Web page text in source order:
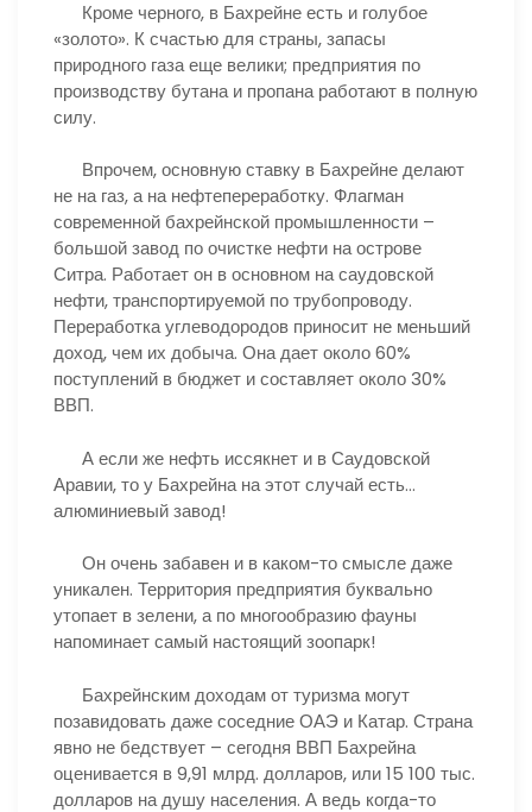
Кроме черного, в Бахрейне есть и голубое
«золото». К счастью для страны, запасы
природного газа еще велики; предприятия по
производству бутана и пропана работают в полную
силу.
Впрочем, основную ставку в Бахрейне делают
не на газ, а на нефтепереработку. Флагман
современной бахрейнской промышленности –
большой завод по очистке нефти на острове
Ситра. Работает он в основном на саудовской
нефти, транспортируемой по трубопроводу.
Переработка углеводородов приносит не меньший
доход, чем их добыча. Она дает около 60%
поступлений в бюджет и составляет около 30%
ВВП.
А если же нефть иссякнет и в Саудовской
Аравии, то у Бахрейна на этот случай есть…
алюминиевый завод!
Он очень забавен и в каком-то смысле даже
уникален. Территория предприятия буквально
утопает в зелени, а по многообразию фауны
напоминает самый настоящий зоопарк!
Бахрейнским доходам от туризма могут
позавидовать даже соседние ОАЭ и Катар. Страна
явно не бедствует – сегодня ВВП Бахрейна
оценивается в 9,91 млрд. долларов, или 15 100 тыс.
долларов на душу населения. А ведь когда-то